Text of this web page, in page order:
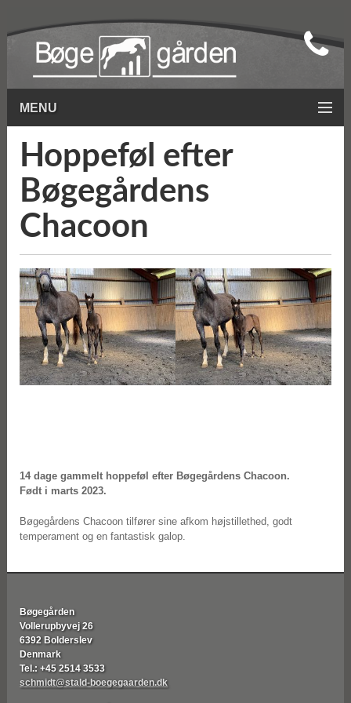
MENU
Hoppeføl efter
Bøgegårdens
Chacoon
14 dage gammelt hoppeføl efter Bøgegårdens Chacoon.
Født i marts 2023.
Bøgegårdens Chacoon tilfører sine afkom højstillethed, godt
temperament og en fantastisk galop.
Bøgegården
Vollerupbyvej 26
6392 Bolderslev
Denmark
Tel.: +45 2514 3533
schmidt@stald-boegegaarden.dk